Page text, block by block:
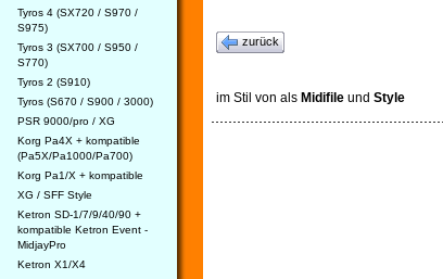
Tyros 4 (SX720 / S970 /
S975)
Tyros 3 (SX700 / S950 /
S770)
Tyros 2 (S910)
Tyros (S670 / S900 / 3000)
PSR 9000/pro / XG
Korg Pa4X + kompatible
(Pa5X/Pa1000/Pa700)
Korg Pa1/X + kompatible
XG / SFF Style
Ketron SD-1/7/9/40/90 +
kompatible Ketron Event -
MidjayPro
Ketron X1/X4
zurück
im Stil von als Midifile und Style